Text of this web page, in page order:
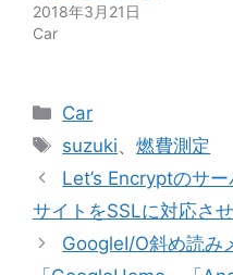
2018年3月21日
Car
カ
リ
ー
Car
タ
グ
suzuki、燃費測定
Let’s Encryptのサ
サイトをSSLに対応させ
GoogleI/O斜め読み